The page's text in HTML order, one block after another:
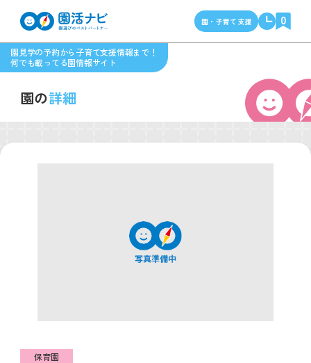
園見学の予約から子育て支援情報まで！
何でも載ってる園情報サイト
園・子育て支援 0
園の詳細
保育園